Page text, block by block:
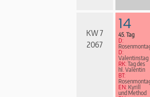
KW 7
2067
14
45. Tag
D:
D:
Valentinstag
RK: Tag des
hl. Valentin
BT:
EN: Kyrill
und Method